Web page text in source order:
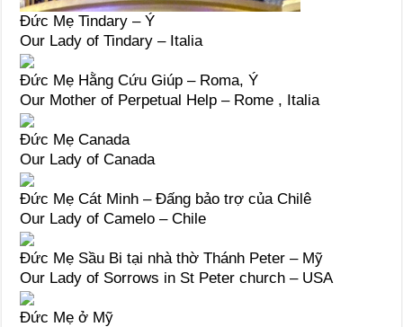
Đức Mẹ Tindary – Ý
Our Lady of Tindary – Italia
Đức Mẹ Hằng Cứu Giúp – Roma, Ý
Our Mother of Perpetual Help – Rome , Italia
Đức Mẹ Canada
Our Lady of Canada
Đức Mẹ Cát Minh – Đấng bảo trợ của Chilê
Our Lady of Camelo – Chile
Đức Mẹ Sầu Bi tại nhà thờ Thánh Peter – Mỹ
Our Lady of Sorrows in St Peter church – USA
Đức Mẹ ở Mỹ